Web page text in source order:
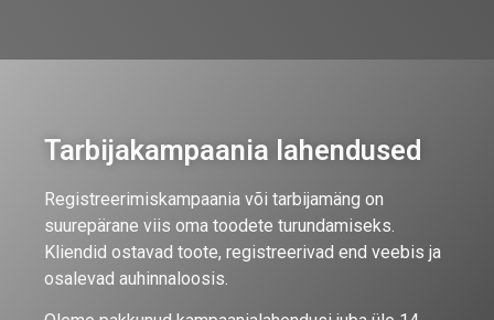
Tarbijakampaania lahendused
Registreerimiskampaania või tarbijamäng on
suurepärane viis oma toodete turundamiseks.
Kliendid ostavad toote, registreerivad end veebis ja
osalevad auhinnaloosis.